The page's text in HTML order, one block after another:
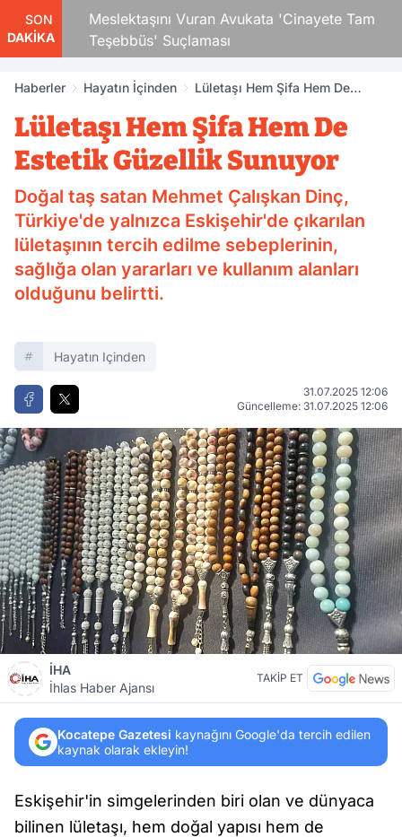
SON
DAKİKA
Meslektaşını Vuran Avukata 'Cinayete Tam
Teşebbüs' Suçlaması
Haberler Hayatın İçinden
Lületaşı Hem Şifa Hem De
Lületaşı Hem Şifa Hem De
Estetik Güzellik Sunuyor
Doğal taş satan Mehmet Çalışkan Dinç,
Türkiye'de yalnızca Eskişehir'de çıkarılan
lületaşının tercih edilme sebeplerinin,
sağlığa olan yararları ve kullanım alanları
olduğunu belirtti.
Hayatın Içinden
31.07.2025 12:06
Güncelleme: 31.07.2025 12:06
İHA
İhlas Haber Ajansı
TAKİP ET
Kocatepe Gazetesi kaynağını Google'da tercih edilen
kaynak olarak ekleyin!
Eskişehir'in simgelerinden biri olan ve dünyaca
bilinen lületaşı, hem doğal yapısı hem de